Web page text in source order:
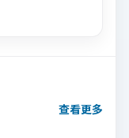
查看更多